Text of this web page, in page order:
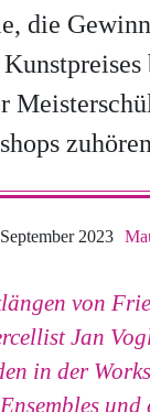
die
2023
von
Jan
in der
und